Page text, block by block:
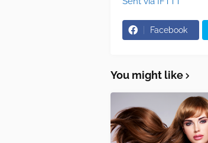
Facebook
You might like